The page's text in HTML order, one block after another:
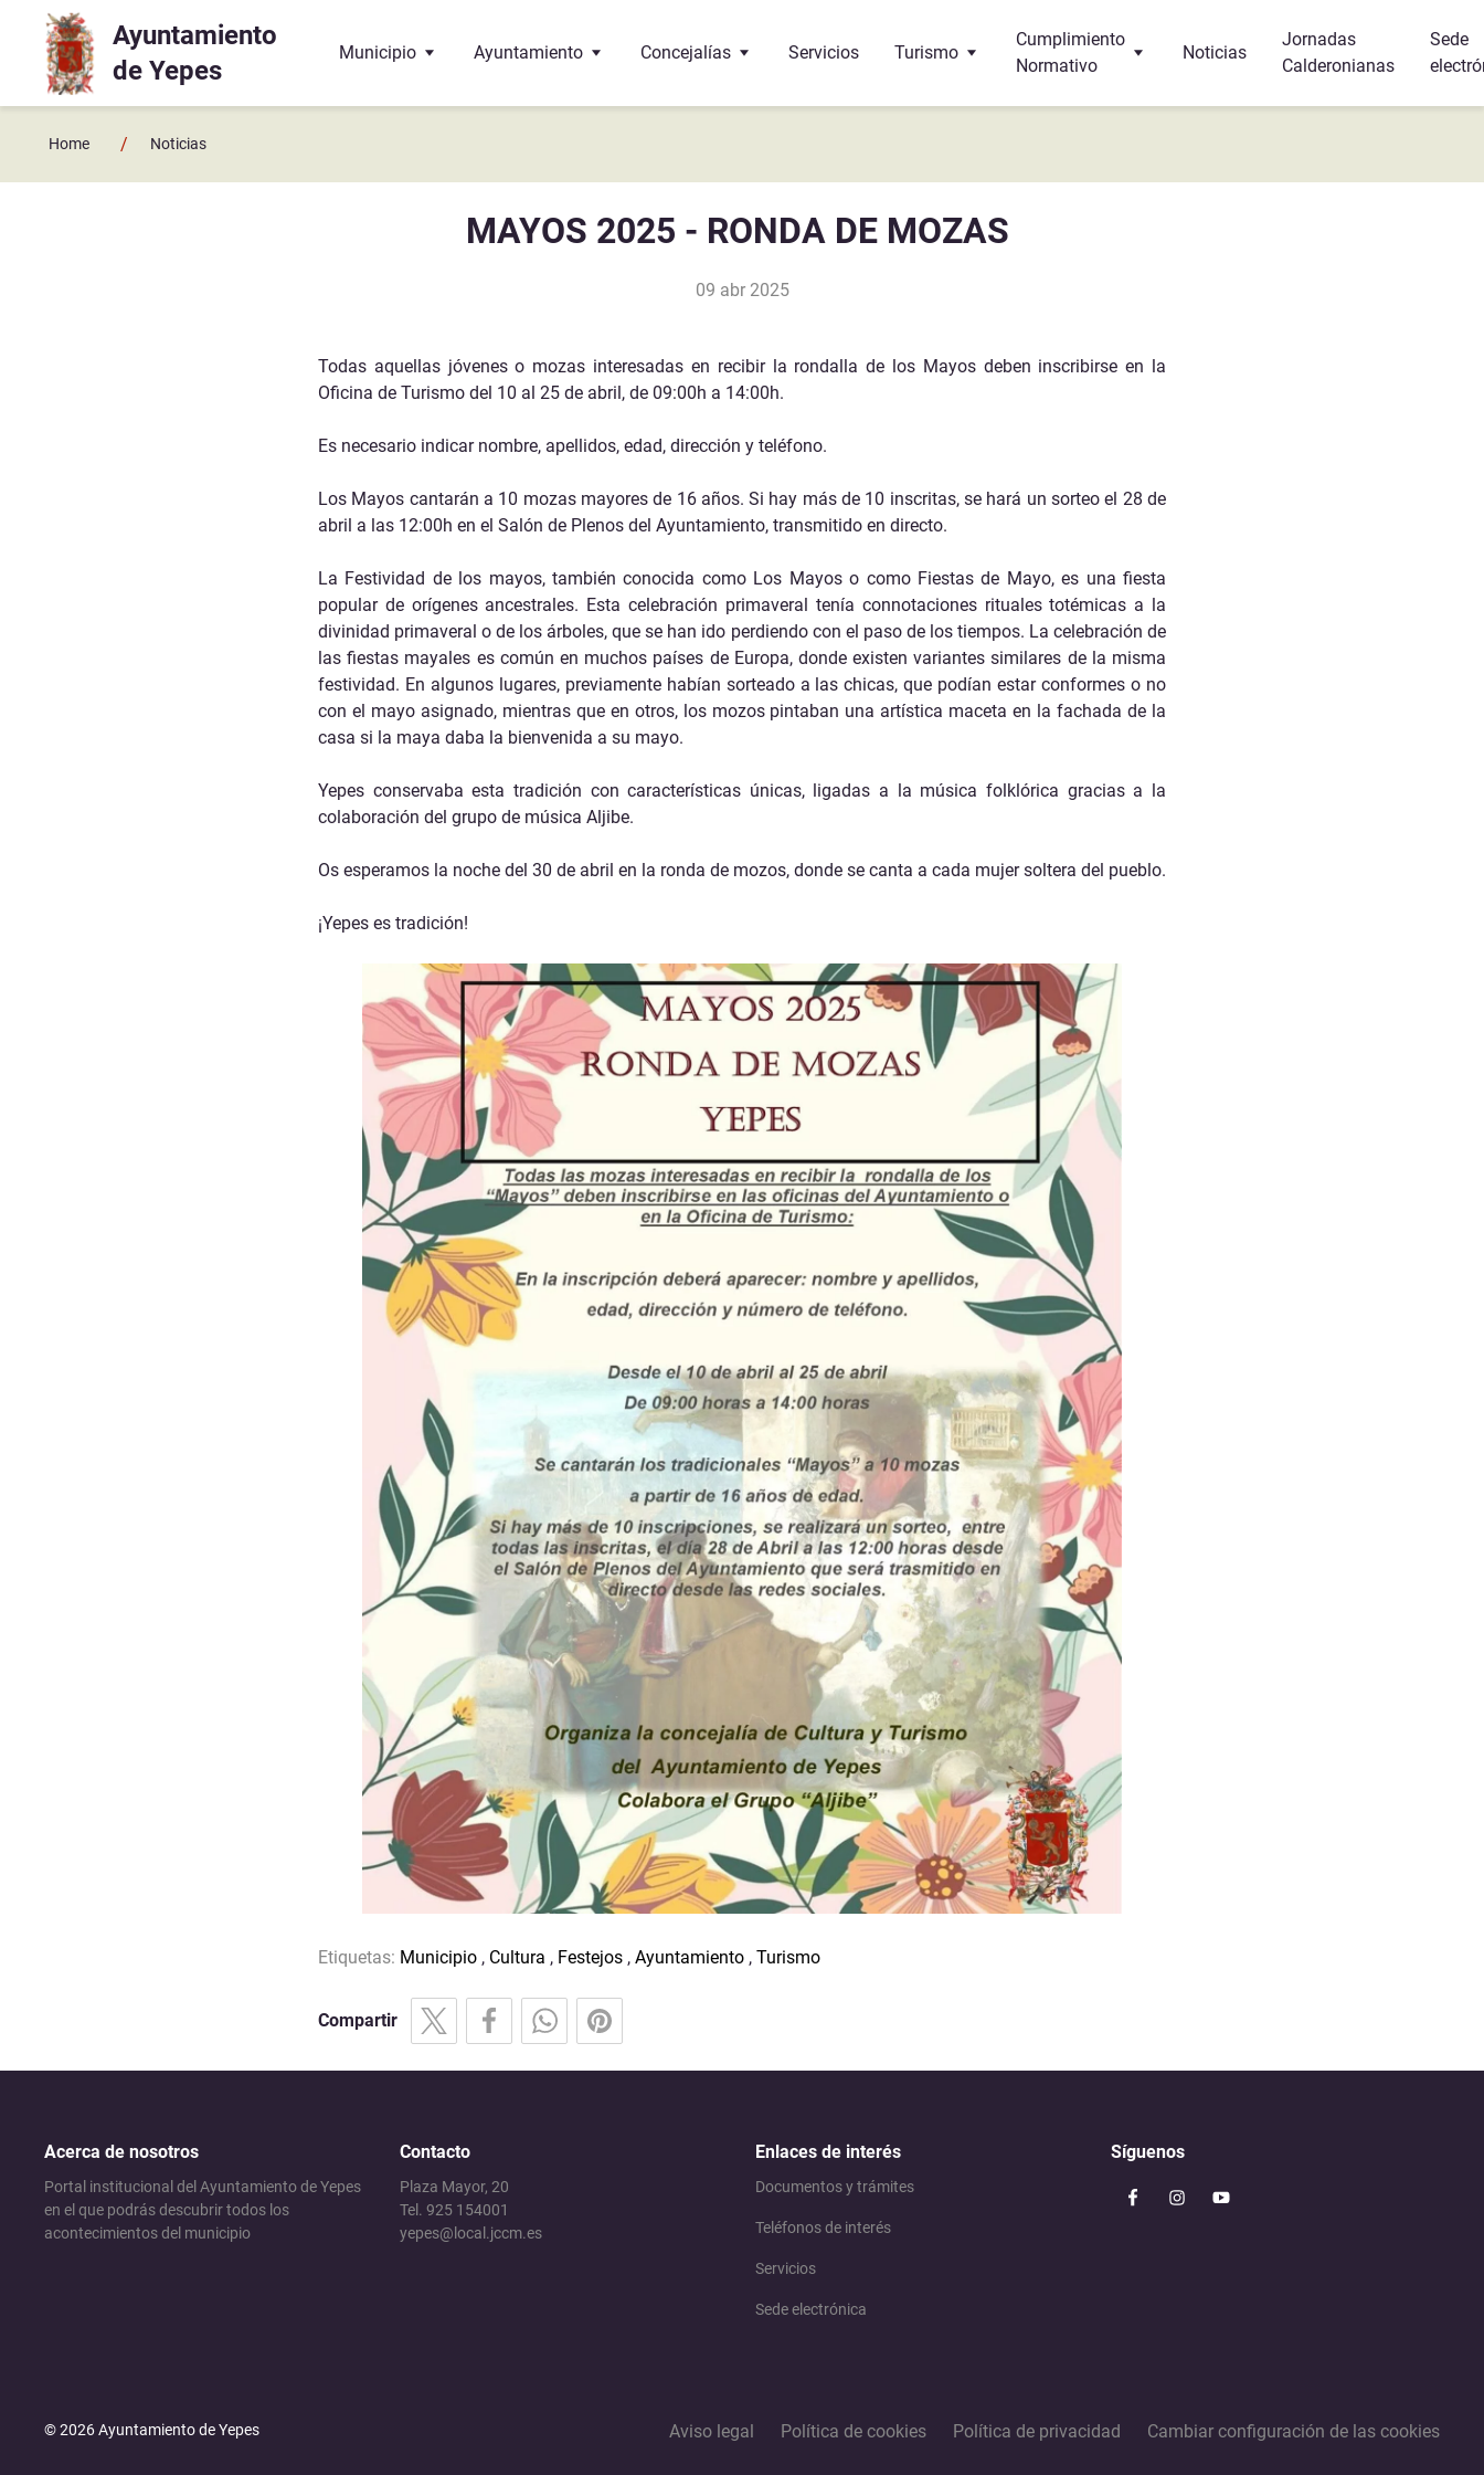
Ir a contenido principal
Ayuntamiento
de Yepes
Municipio
Historia
Hermanamiento con Sante-Eulalie
Hermanamiento con Vega de Alatorre (Mexico)
Ayuntamiento
La corporación
El pleno
Documentos y trámites
Teléfonos de interés
Concejalías
Cultura
Bienestar social
Deportes
Economía y Hacienda
Festejos
Medio Ambiente y Agricultura
Seguridad Ciudadana
Servicios Turismo
¿Dónde comer y dormir?
Monumentos
Cumplimiento
Normativo
Canal Interno de Información
Noticias
Jornadas
Calderonianas
Sede
Home / Noticias
MAYOS 2025 - RONDA DE MOZAS
09 abr 2025
Todas aquellas jóvenes o mozas interesadas en recibir la rondalla de los Mayos deben inscribirse en la
Oficina de Turismo del 10 al 25 de abril, de 09:00h a 14:00h.
Es necesario indicar nombre, apellidos, edad, dirección y teléfono.
Los Mayos cantarán a 10 mozas mayores de 16 años. Si hay más de 10 inscritas, se hará un sorteo el 28 de
abril a las 12:00h en el Salón de Plenos del Ayuntamiento, transmitido en directo.
La Festividad de los mayos, también conocida como Los Mayos o como Fiestas de Mayo, es una fiesta
popular de orígenes ancestrales. Esta celebración primaveral tenía connotaciones rituales totémicas a la
divinidad primaveral o de los árboles, que se han ido perdiendo con el paso de los tiempos. La celebración de
las fiestas mayales es común en muchos países de Europa, donde existen variantes similares de la misma
festividad. En algunos lugares, previamente habían sorteado a las chicas, que podían estar conformes o no
con el mayo asignado, mientras que en otros, los mozos pintaban una artística maceta en la fachada de la
casa si la maya daba la bienvenida a su mayo.
Yepes conservaba esta tradición con características únicas, ligadas a la música folklórica gracias a la
colaboración del grupo de música Aljibe.
Os esperamos la noche del 30 de abril en la ronda de mozos, donde se canta a cada mujer soltera del pueblo.
¡Yepes es tradición!
Etiquetas: Municipio , Cultura , Festejos , Ayuntamiento , Turismo
Compartir
Acerca de nosotros
Portal institucional del Ayuntamiento de Yepes
en el que podrás descubrir todos los
acontecimientos del municipio
Contacto
Plaza Mayor, 20
Tel. 925 154001
yepes@local.jccm.es
Enlaces de interés
Documentos y trámites
Teléfonos de interés
Servicios
Sede electrónica
Síguenos
Aviso legal Política de cookies Política de privacidad Cambiar configuración de las cookies
© 2026 Ayuntamiento de Yepes